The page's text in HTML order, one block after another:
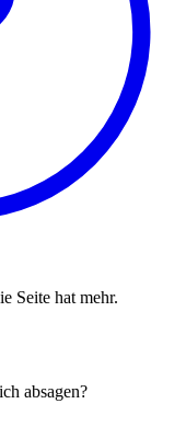
Seite hat mehr.
absagen?